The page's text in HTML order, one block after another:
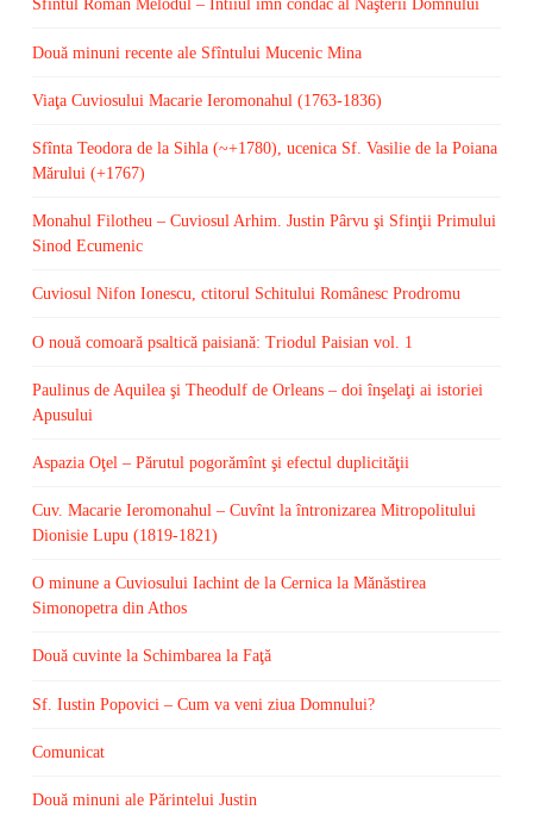
Sfîntul Roman Melodul – Întîiul imn condac al Naşterii Domnului
Două minuni recente ale Sfîntului Mucenic Mina
Viaţa Cuviosului Macarie Ieromonahul (1763-1836)
Sfînta Teodora de la Sihla (~+1780), ucenica Sf. Vasilie de la Poiana
Mărului (+1767)
Monahul Filotheu – Cuviosul Arhim. Justin Pârvu şi Sfinţii Primului
Sinod Ecumenic
Cuviosul Nifon Ionescu, ctitorul Schitului Românesc Prodromu
O nouă comoară psaltică paisiană: Triodul Paisian vol. 1
Paulinus de Aquilea şi Theodulf de Orleans – doi înşelaţi ai istoriei
Apusului
Aspazia Oţel – Părutul pogorămînt şi efectul duplicităţii
Cuv. Macarie Ieromonahul – Cuvînt la întronizarea Mitropolitului
Dionisie Lupu (1819-1821)
O minune a Cuviosului Iachint de la Cernica la Mănăstirea
Simonopetra din Athos
Două cuvinte la Schimbarea la Faţă
Sf. Iustin Popovici – Cum va veni ziua Domnului?
Comunicat
Două minuni ale Părintelui Justin